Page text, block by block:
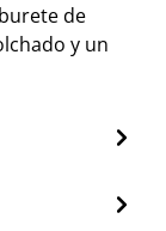
de
y un